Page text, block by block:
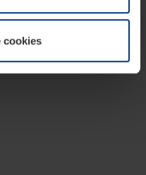
vo vysvetlení cookie
cookies